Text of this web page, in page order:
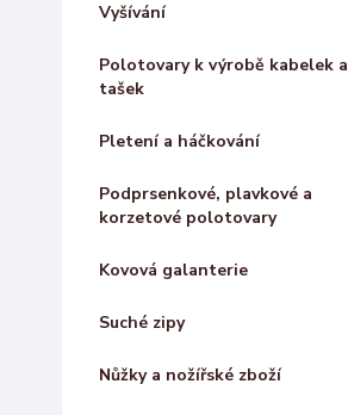
Vyšívání
Polotovary k výrobě kabelek a
tašek
Pletení a háčkování
Podprsenkové, plavkové a
korzetové polotovary
Kovová galanterie
Suché zipy
Nůžky a nožířské zboží